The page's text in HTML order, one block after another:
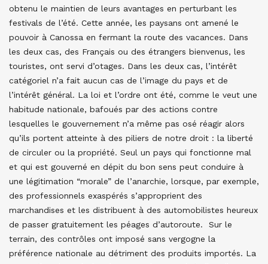
obtenu le maintien de leurs avantages en perturbant les
festivals de l’été. Cette année, les paysans ont amené le
pouvoir à Canossa en fermant la route des vacances. Dans
les deux cas, des Français ou des étrangers bienvenus, les
touristes, ont servi d’otages. Dans les deux cas, l’intérêt
catégoriel n’a fait aucun cas de l’image du pays et de
l’intérêt général. La loi et l’ordre ont été, comme le veut une
habitude nationale, bafoués par des actions contre
lesquelles le gouvernement n’a même pas osé réagir alors
qu’ils portent atteinte à des piliers de notre droit : la liberté
de circuler ou la propriété. Seul un pays qui fonctionne mal
et qui est gouverné en dépit du bon sens peut conduire à
une légitimation “morale” de l’anarchie, lorsque, par exemple,
des professionnels exaspérés s’approprient des
marchandises et les distribuent à des automobilistes heureux
de passer gratuitement les péages d’autoroute. Sur le
terrain, des contrôles ont imposé sans vergogne la
préférence nationale au détriment des produits importés. La